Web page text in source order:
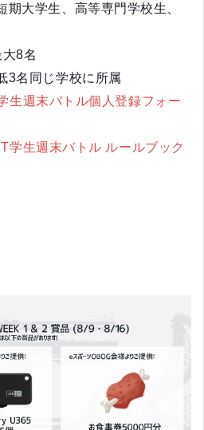
期大学生、高等専門学校生、
8名
3名同じ学校に所属
生週末バトル個人登録フォー
学生週末バトル ルールブック